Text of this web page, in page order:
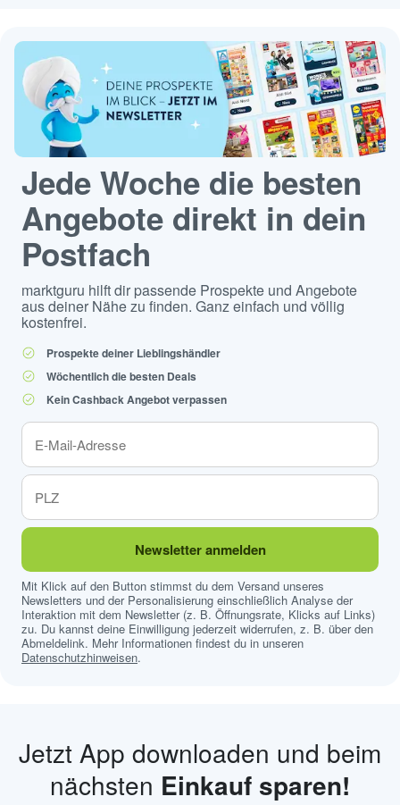
Jede Woche die besten
Angebote direkt in dein
Postfach
marktguru hilft dir passende Prospekte und Angebote
aus deiner Nähe zu finden. Ganz einfach und völlig
kostenfrei.
Prospekte deiner Lieblingshändler
Wöchentlich die besten Deals
Kein Cashback Angebot verpassen
Newsletter anmelden
Mit Klick auf den Button stimmst du dem Versand unseres
Newsletters und der Personalisierung einschließlich Analyse der
Interaktion mit dem Newsletter (z. B. Öffnungsrate, Klicks auf Links)
zu. Du kannst deine Einwilligung jederzeit widerrufen, z. B. über den
Abmeldelink. Mehr Informationen findest du in unseren
Datenschutzhinweisen.
Jetzt App downloaden und beim
nächsten Einkauf sparen!